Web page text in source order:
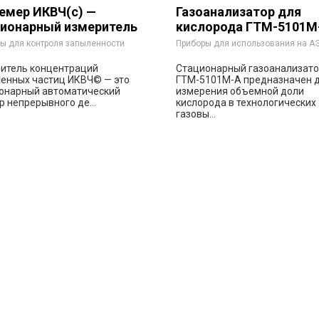
ИКВЧ(с) —
измеритель
взвешенных
для контроля запыленности
концентраций
частиц ИКВЧ© — это
автоматический
непрерывного де...
Газоанализатор для
кислорода ГТМ-
Приборы для использования на
Стационарный
ГТМ-5101М-А предназначен
измерения объемной доли
кислорода в технологических
газовы...